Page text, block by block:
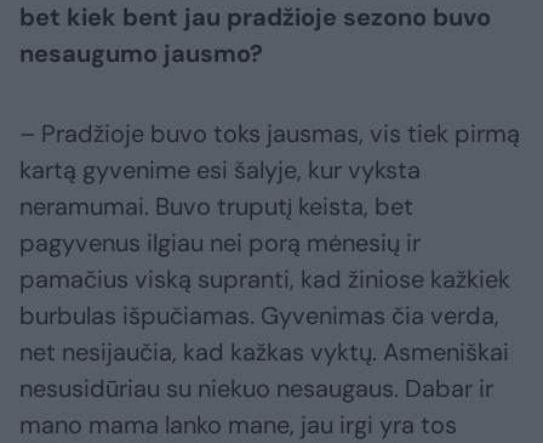
bet kiek bent jau pradžioje sezono buvo
nesaugumo jausmo?
– Pradžioje buvo toks jausmas, vis tiek pirmą
kartą gyvenime esi šalyje, kur vyksta
neramumai. Buvo truputį keista, bet
pagyvenus ilgiau nei porą mėnesių ir
pamačius viską supranti, kad žiniose kažkiek
burbulas išpučiamas. Gyvenimas čia verda,
net nesijaučia, kad kažkas vyktų. Asmeniškai
nesusidūriau su niekuo nesaugaus. Dabar ir
mano mama lanko mane, jau irgi yra tos